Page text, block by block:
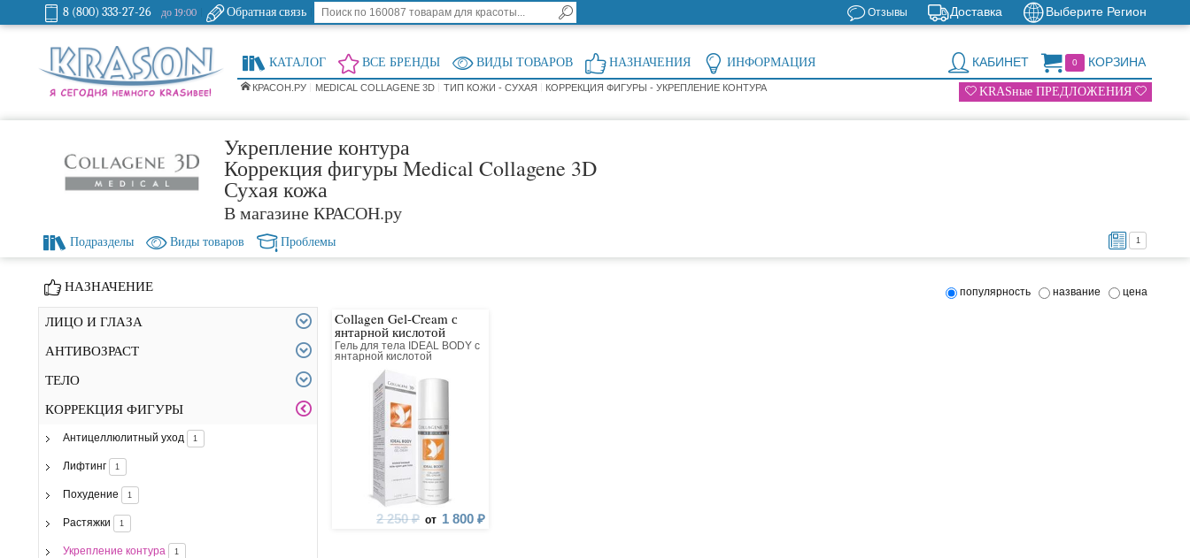
8 (800) 333-27-26 до 19:00 Обратная связь Выберите Регион
Доставка
Отзывы
0 КОРЗИНА
КАБИНЕТ
КАТАЛОГ ВСЕ БРЕНДЫ ВИДЫ ТОВАРОВ НАЗНАЧЕНИЯ ИНФОРМАЦИЯ
КРАСОН.РУ MEDICAL COLLAGENE 3D ТИП КОЖИ - СУХАЯ КОРРЕКЦИЯ ФИГУРЫ - УКРЕПЛЕНИЕ КОНТУРА KRASные ПРЕДЛОЖЕНИЯ
Укрепление контура
Коррекция фигуры Medical Collagene 3D
Сухая кожа
В магазине КРАСОН.ру
1
Подразделы Виды товаров Проблемы
НАЗНАЧЕНИЕ
ЛИЦО И ГЛАЗА
АНТИВОЗРАСТ
ТЕЛО
КОРРЕКЦИЯ ФИГУРЫ
Антицеллюлитный уход 1
Лифтинг 1
Похудение 1
Растяжки 1
Укрепление контура 1
популярность название цена
Collagen Gel-Cream с
янтарной кислотой
Гель для тела IDEAL BODY с
янтарной кислотой
коллагеновый
2 250 ₽ от 1 800 ₽